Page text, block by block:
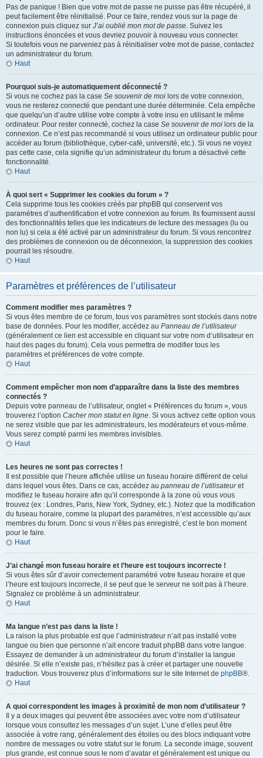
Pas de panique ! Bien que votre mot de passe ne puisse pas être récupéré, il
peut facilement être réinitialisé. Pour ce faire, rendez vous sur la page de
connexion puis cliquez sur J’ai oublié mon mot de passe. Suivez les
instructions énoncées et vous devriez pouvoir à nouveau vous connecter.
Si toutefois vous ne parveniez pas à réinitialiser votre mot de passe, contactez
un administrateur du forum.
Haut
Pourquoi suis-je automatiquement déconnecté ?
Si vous ne cochez pas la case Se souvenir de moi lors de votre connexion,
vous ne resterez connecté que pendant une durée déterminée. Cela empêche
que quelqu’un d’autre utilise votre compte à votre insu en utilisant le même
ordinateur. Pour rester connecté, cochez la case Se souvenir de moi lors de la
connexion. Ce n’est pas recommandé si vous utilisez un ordinateur public pour
accéder au forum (bibliothèque, cyber-café, université, etc.). Si vous ne voyez
pas cette case, cela signifie qu’un administrateur du forum a désactivé cette
fonctionnalité.
Haut
À quoi sert « Supprimer les cookies du forum » ?
Cela supprime tous les cookies créés par phpBB qui conservent vos
paramètres d’authentification et votre connexion au forum. Ils fournissent aussi
des fonctionnalités telles que les indicateurs de lecture des messages (lu ou
non lu) si cela a été activé par un administrateur du forum. Si vous rencontrez
des problèmes de connexion ou de déconnexion, la suppression des cookies
pourrait les résoudre.
Haut
Paramètres et préférences de l’utilisateur
Comment modifier mes paramètres ?
Si vous êtes membre de ce forum, tous vos paramètres sont stockés dans notre
base de données. Pour les modifier, accédez au Panneau de l’utilisateur
(généralement ce lien est accessible en cliquant sur votre nom d’utilisateur en
haut des pages du forum). Cela vous permettra de modifier tous les
paramètres et préférences de votre compte.
Haut
Comment empêcher mon nom d’apparaître dans la liste des membres
connectés ?
Depuis votre panneau de l’utilisateur, onglet « Préférences du forum », vous
trouverez l’option Cacher mon statut en ligne. Si vous activez cette option vous
ne serez visible que par les administrateurs, les modérateurs et vous-même.
Vous serez compté parmi les membres invisibles.
Haut
Les heures ne sont pas correctes !
Il est possible que l’heure affichée utilise un fuseau horaire différent de celui
dans lequel vous êtes. Dans ce cas, accédez au panneau de l’utilisateuret
modifiez le fuseau horaire afin qu’il corresponde à la zone où vous vous
trouvez (ex : Londres, Paris, New York, Sydney, etc.). Notez que la modification
du fuseau horaire, comme la plupart des paramètres, n’est accessible qu’aux
membres du forum. Donc si vous n’êtes pas enregistré, c’est le bon moment
pour le faire.
Haut
J’ai changé mon fuseau horaire et l’heure est toujours incorrecte !
Si vous êtes sûr d’avoir correctement paramétré votre fuseau horaire et que
l’heure est toujours incorrecte, il se peut que le serveur ne soit pas à l’heure.
Signalez ce problème à un administrateur.
Haut
Ma langue n’est pas dans la liste !
La raison la plus probable est que l’administrateur n’ait pas installé votre
langue ou bien que personne n’ait encore traduit phpBB dans votre langue.
Essayez de demander à un administrateur du forum d’installer la langue
désirée. Si elle n’existe pas, n’hésitez pas à créer et partager une nouvelle
traduction. Vous trouverez plus d’informations sur le site Internet de phpBB®.
Haut
A quoi correspondent les images à proximité de mon nom d’utilisateur ?
Il y a deux images qui peuvent être associées avec votre nom d’utilisateur
lorsque vous consultez les messages d’un sujet. L’une d’elles peut être
associée à votre rang, généralement des étoiles ou des blocs indiquant votre
nombre de messages ou votre statut sur le forum. La seconde image, souvent
plus grande, est connue sous le nom d’avatar et généralement est unique ou